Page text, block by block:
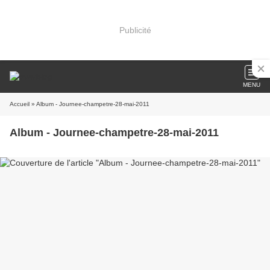
Publicité
MENU
Accueil » Album - Journee-champetre-28-mai-2011
Album - Journee-champetre-28-mai-2011